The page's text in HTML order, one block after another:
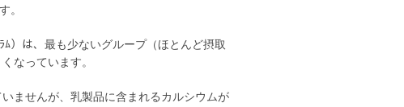
。
）は、最も少ないグループ（ほとんど摂取
なっています。
ませんが、乳製品に含まれるカルシウムが